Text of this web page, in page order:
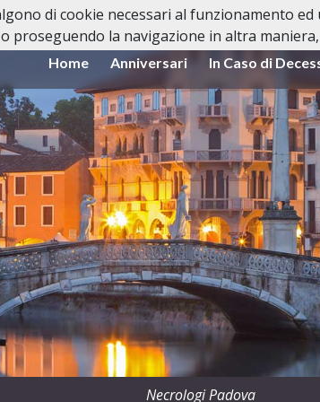
Home Anniversari In Caso di
Necrologi Padova
di cookie necessari al funzionamento
proseguendo la navigazione in altra